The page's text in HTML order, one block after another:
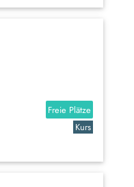
Freie Plätze
Kurs